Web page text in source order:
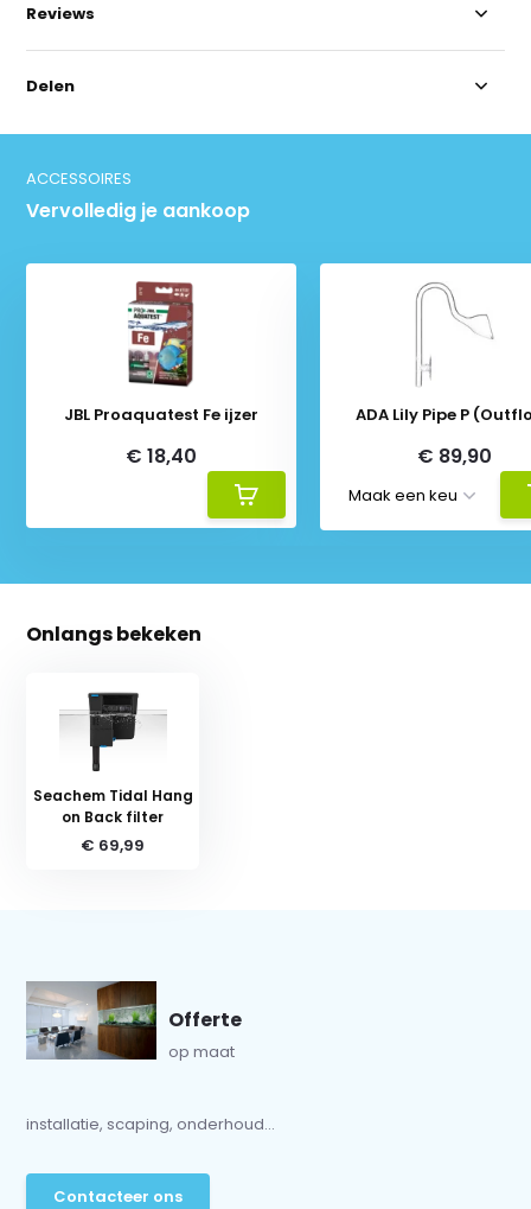
Reviews
Delen
ACCESSOIRES
Vervolledig je aankoop
JBL Proaquatest Fe ijzer
€ 18,40
ADA Lily Pipe P
€ 89,90
Onlangs bekeken
Seachem Tidal Hang
on Back filter
€ 69,99
Offerte
op maat
installatie, scaping, onderhoud...
Contacteer ons